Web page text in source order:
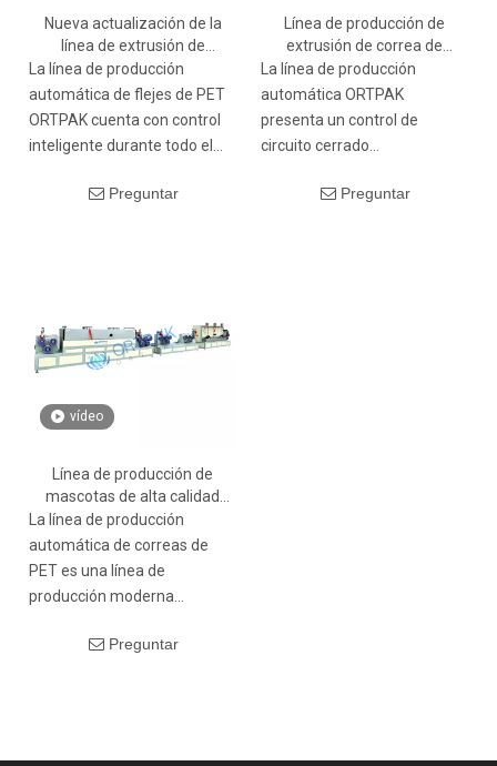
Nueva actualización de la
línea de extrusión de
fabricación de bandas para
flejes de PET/PP
La línea de producción
automática de flejes de PET
ORTPAK cuenta con control
inteligente durante todo el
producción, precisión
producción a gran escala de
flejes.
Preguntar
Línea de producción de
extrusión de correa de
embalaje de plástico
Pet/PP/Correa de
aislamiento/Correa de
La línea de producción
automática ORTPAK
presenta un control de
circuito cerrado
completo, lo que garantiza
Preguntar
vídeo
Línea de producción de
mascotas de alta calidad
para una fabricación
eficiente de bandas de
embalaje
La línea de producción
automática de correas de
PET es una línea de
producción moderna
ORTPAK Packaging adopta
Preguntar